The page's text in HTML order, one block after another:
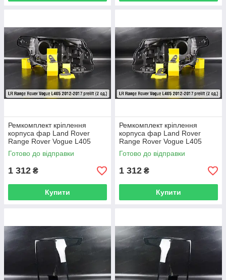
Ремкомплект кріплення
корпуса фар Land Rover
Range Rover Vogue L405
(2012-2017) дорест правий –
2 од.
Готово до відправки
1 312 ₴
Купити
Ремкомплект кріплення
корпуса фар Land Rover
Range Rover Vogue L405
(2012-2017) дорест лівий – 2
од.
Готово до відправки
1 312 ₴
Купити